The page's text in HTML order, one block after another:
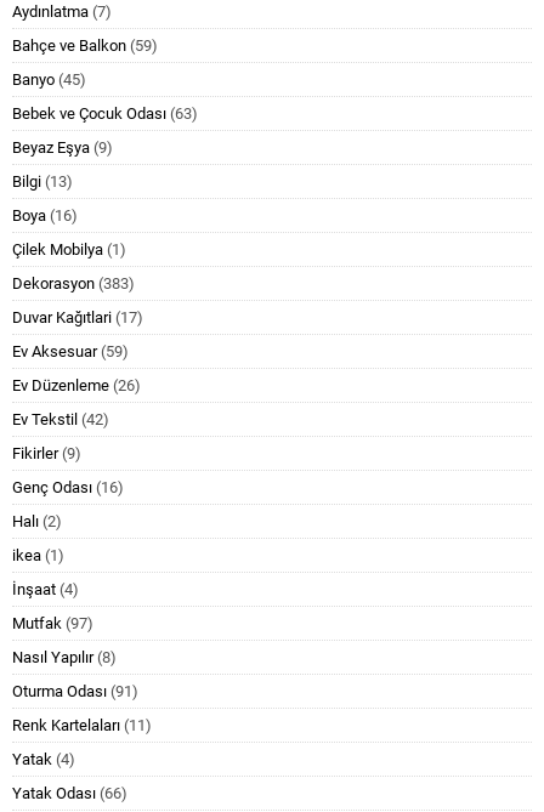
Aydınlatma (7)
Bahçe ve Balkon (59)
Banyo (45)
Bebek ve Çocuk Odası (63)
Beyaz Eşya (9)
Bilgi (13)
Boya (16)
Çilek Mobilya (1)
Dekorasyon (383)
Duvar Kağıtlari (17)
Ev Aksesuar(59)
Ev Düzenleme (26)
Ev Tekstil (42)
Fikirler(9)
Genç Odası (16)
Halı (2)
ikea (1)
İnşaat (4)
Mutfak (97)
Nasıl Yapılır(8)
Oturma Odası (91)
Renk Kartelaları (11)
Yatak (4)
Yatak Odası (66)